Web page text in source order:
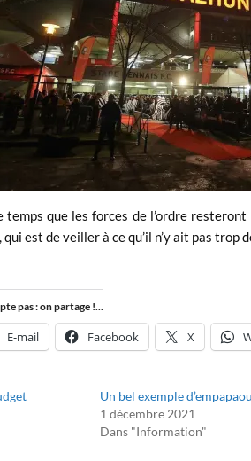
temps que les forces de l’ordre
est de veiller à ce qu’il n’y ait pas trop
pas : on partage !...
E-mail Facebook X
Un bel exemple
1 décembre 2021
Dans "Information"